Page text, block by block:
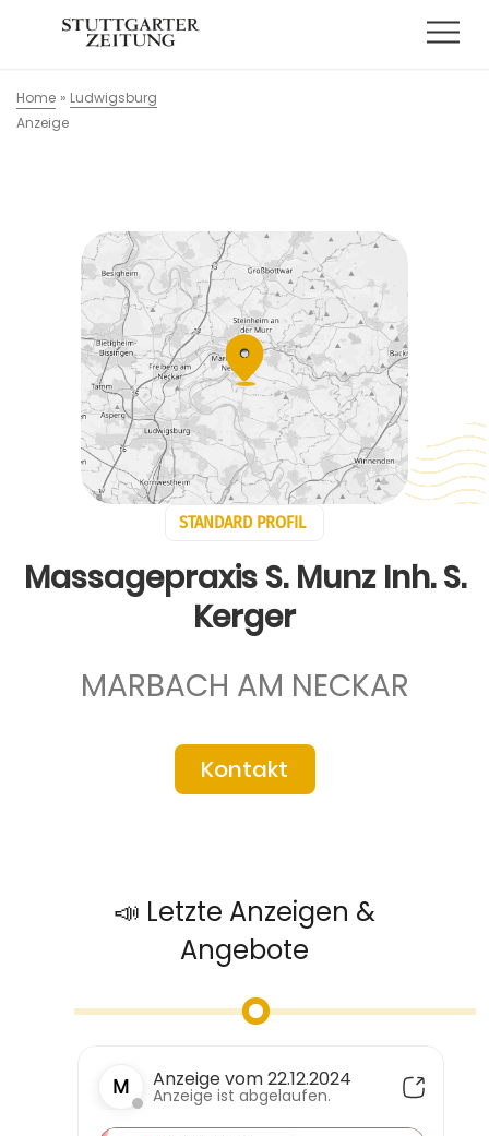
Home » Ludwigsburg
Anzeige
STANDARD PROFIL
Massagepraxis S. Munz Inh. S.
Kerger
MARBACH AM NECKAR
Kontakt